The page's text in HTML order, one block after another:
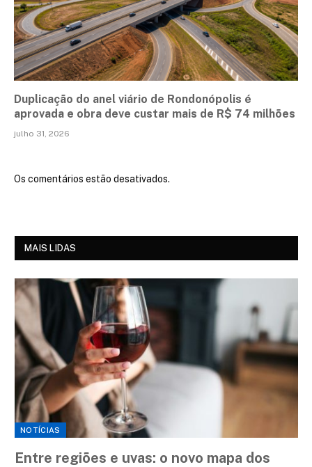
Duplicação do anel viário de Rondonópolis é
aprovada e obra deve custar mais de R$ 74 milhões
julho 31, 2026
Os comentários estão desativados.
MAIS LIDAS
NOTÍCIAS
Entre regiões e uvas: o novo mapa dos